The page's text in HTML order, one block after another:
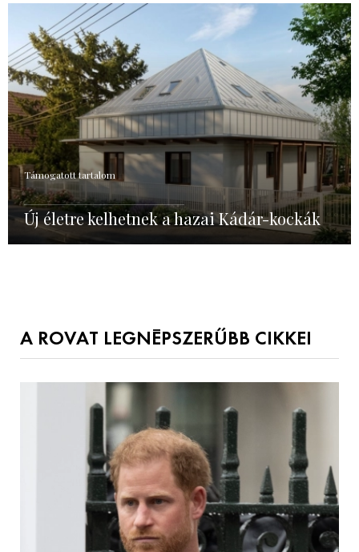
Támogatott tartalom
Új életre kelhetnek a hazai Kádár-kockák
A ROVAT LEGNÉPSZERŰBB CIKKEI